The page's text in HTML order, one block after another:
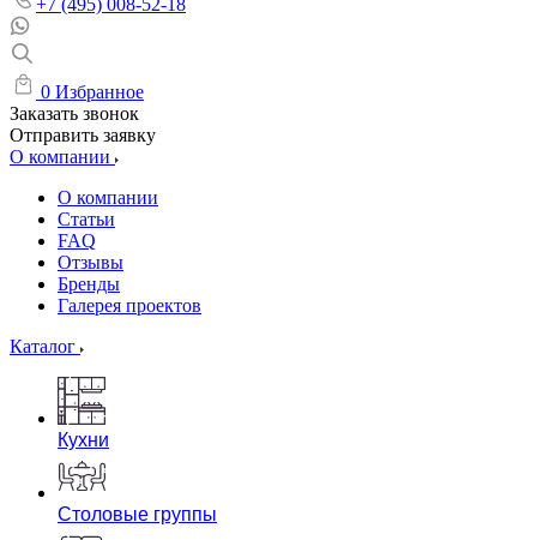
+7 (495) 008-52-18
0 Избранное
Заказать звонок
Отправить заявку
О компании
О компании
Статьи
FAQ
Отзывы
Бренды
Галерея проектов
Каталог
Кухни
Столовые группы